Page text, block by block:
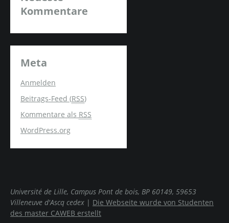
Kommentare
Meta
Anmelden
Beitrags-Feed (RSS)
Kommentare als RSS
WordPress.org
Université de Lille, Campus Pont de bois, BP 60149, 59653
Villeneuve d'Ascq cedex | Die Webseite wurde von Studenten
des master CAWEB erstellt